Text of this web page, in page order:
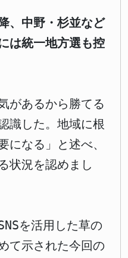
、中野・杉並など
は統一地方選も控
があるから勝てる
識した。地域に根
になる」と述べ、
状況を認めまし
を活用した草の
て示された今回の